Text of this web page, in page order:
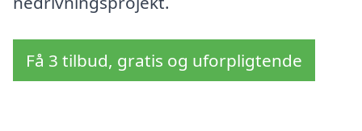
Få 3 tilbud, gratis og uforpligtende